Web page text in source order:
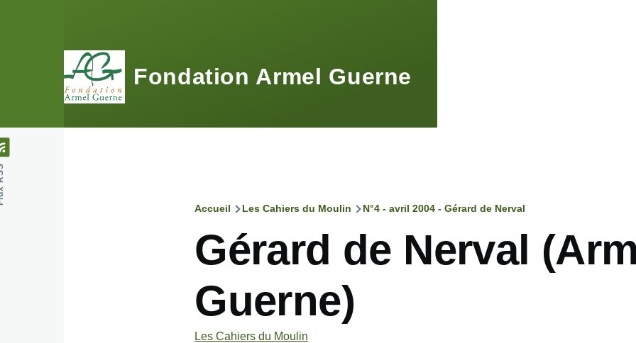
Fondation Armel Guerne
d'Ariane
Accueil Les Cahiers du Moulin N°4 - avril 2004 - Gérard de Nerval
Gérard de Nerval
Guerne)
Les Cahiers du Moulin